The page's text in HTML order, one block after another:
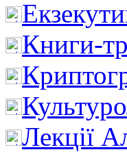
Книги-
Лекції